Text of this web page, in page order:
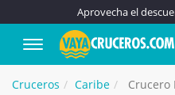
Aprovecha el
Cruceros Caribe Crucero